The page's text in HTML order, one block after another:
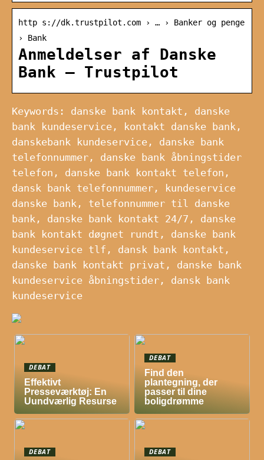
http s://dk.trustpilot.com › … › Banker og penge
› Bank
Anmeldelser af Danske
Bank – Trustpilot
Keywords: danske bank kontakt, danske
bank kundeservice, kontakt danske bank,
danskebank kundeservice, danske bank
telefonnummer, danske bank åbningstider
telefon, danske bank kontakt telefon,
dansk bank telefonnummer, kundeservice
danske bank, telefonnummer til danske
bank, danske bank kontakt 24/7, danske
bank kontakt døgnet rundt, danske bank
kundeservice tlf, dansk bank kontakt,
danske bank kontakt privat, danske bank
kundeservice åbningstider, dansk bank
kundeservice
DEBAT
Effektivt
Presseværktøj: En
Uundværlig Resurse
DEBAT
Find den
plantegning, der
passer til dine
boligdrømme
DEBAT DEBAT